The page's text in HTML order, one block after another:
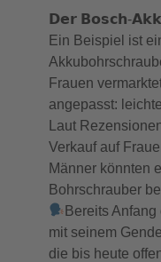
𝗗𝗲𝗿 𝗕𝗼𝘀𝗰𝗵-
Ein Beispiel ist
Frauen
angepasst:
Laut
Verkauf auf
Männer könnten
Bohrschrauber
Bereits
mit seinem
die bis heute